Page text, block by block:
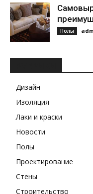
Полы
Дизайн
Изоляция
Лаки и краски
Новости
Полы
Проектирование
Стены
Строительство